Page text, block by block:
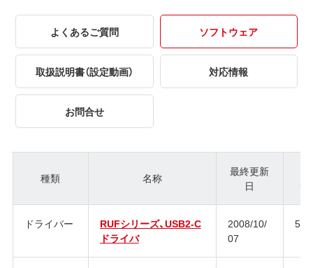
よくあるご質問 ソフトウェア
取扱説明書（設定動画） 対応情報
お問合せ
種類 名称
最終更新
日
ジ
ドライバー
RUFシリーズ、USB2-C
ドライバ
2008/10/
07